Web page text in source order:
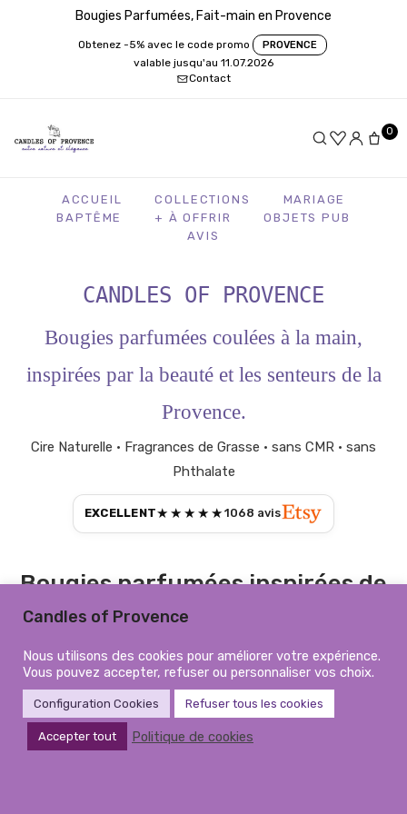
Bougies Parfumées, Fait-main en Provence
Obtenez -5% avec le code promo PROVENCE
valable jusqu'au 11.07.2026
Contact
0
ACCUEIL COLLECTIONS
MARIAGE
BAPTÊME
+ À OFFRIR
OBJETS PUB
AVIS
CANDLES OF PROVENCE
Bougies parfumées coulées à la main,
inspirées par la beauté et les senteurs de la
Provence.
Cire Naturelle • Fragrances de Grasse • sans CMR • sans
Phthalate
EXCELLENT★★★★★1068 avis
Bougies parfumées inspirées de
la Provence
artisanales inspirées de la beauté, des couleurs et des
délicates fragrances du Sud de la France. Nos bougies
coulées à la main sont fabriquées avec des cires naturelles
et des parfums raffinés de Grasse, sans substances CMR ni
Candles of Provence
Nous utilisons des cookies pour améliorer votre expérience.
Vous pouvez accepter, refuser ou personnaliser vos choix.
Configuration Cookies Refuser tous les cookies
Accepter tout Politique de cookies